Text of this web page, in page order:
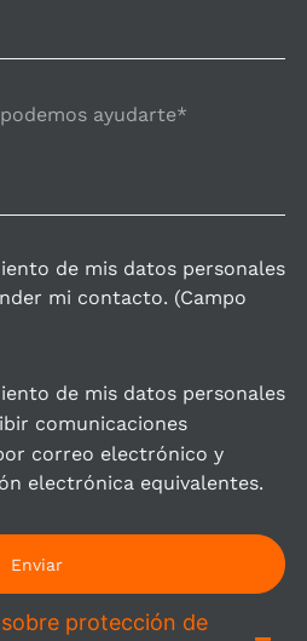
de mis datos personales
mi contacto. (Campo
de mis datos personales
comunicaciones
correo electrónico y
electrónica equivalentes.
Enviar
protección de